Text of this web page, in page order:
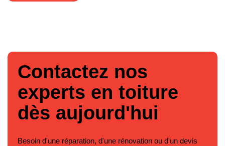
Contactez nos
experts en toiture
dès aujourd'hui
Besoin d'une réparation, d'une rénovation ou d'un devis